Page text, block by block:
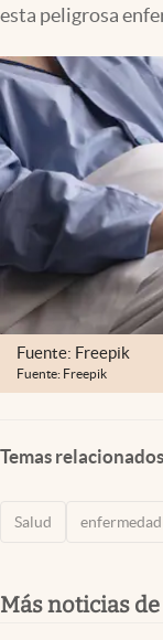
USA
esta peligrosa
Fuente: Freepik
Fuente: Freepik
Temas relacionados
Salud enfermedad
Más noticias de